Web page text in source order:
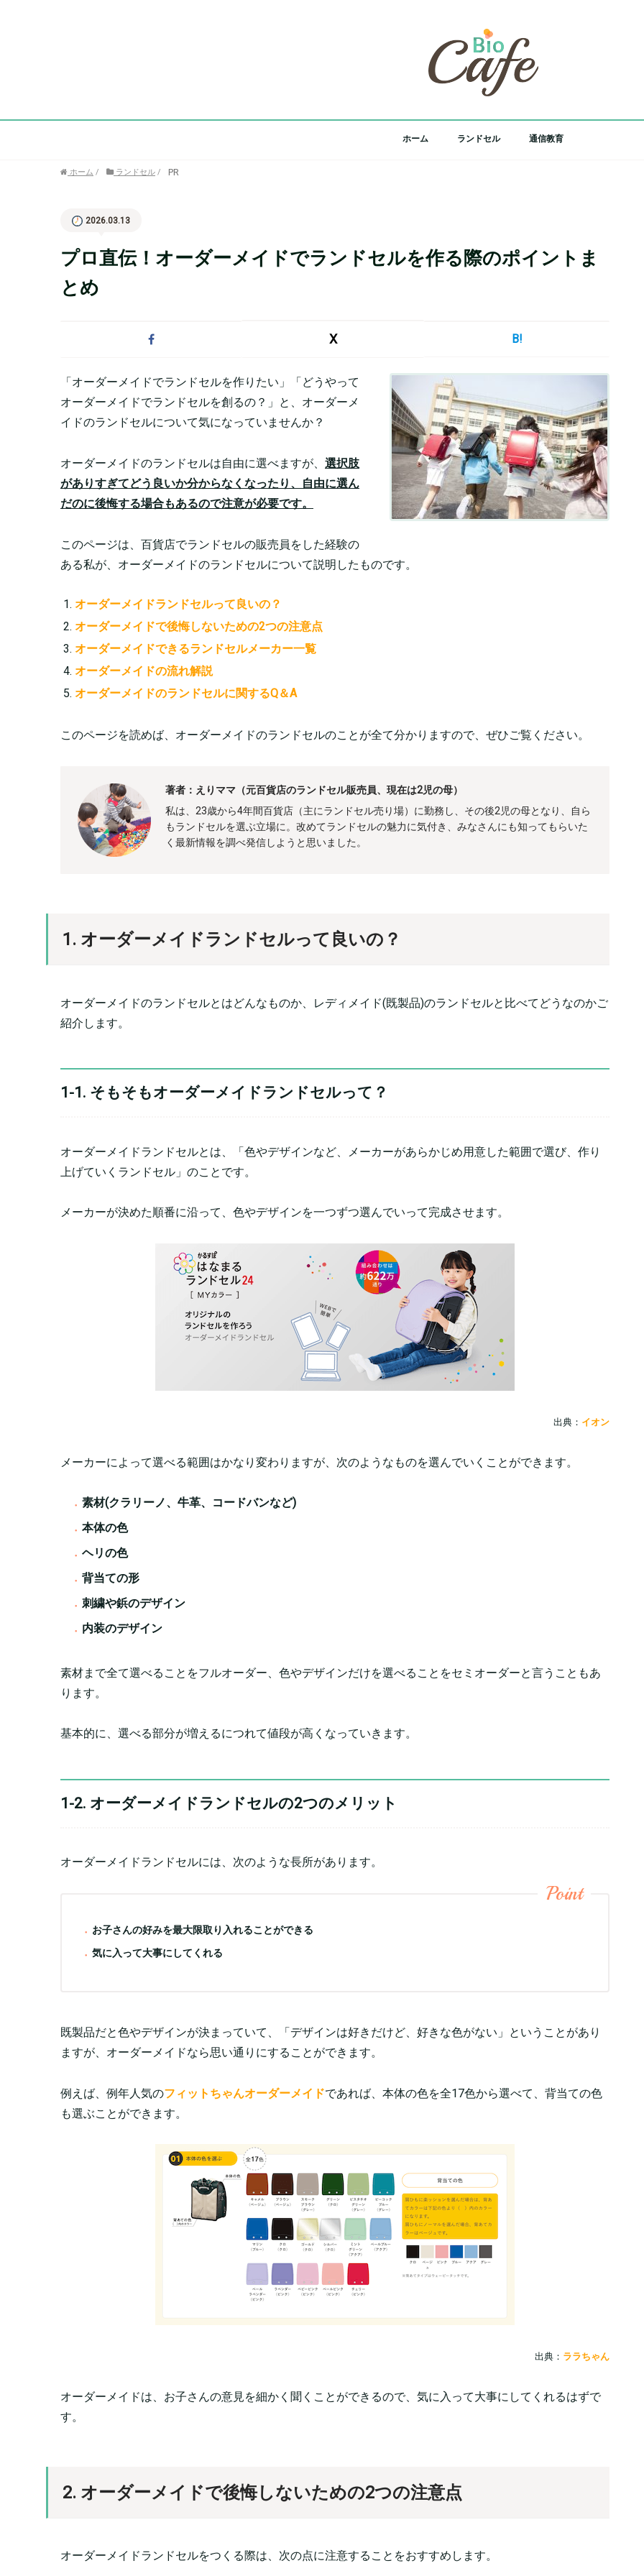
ホーム ランドセル 通信教育
ホーム / ランドセル / PR
2026.03.13
プロ直伝！オーダーメイドでランドセルを作る際のポイントま
とめ
X B!
「オーダーメイドでランドセルを作りたい」「どうやって
オーダーメイドでランドセルを創るの？」と、オーダーメ
イドのランドセルについて気になっていませんか？
オーダーメイドのランドセルは自由に選べますが、 選択肢
がありすぎてどう良いか分からなくなったり、自由に選ん
だのに後悔する場合もあるので注意が必要です。
このページは、百貨店でランドセルの販売員をした経験の
ある私が、オーダーメイドのランドセルについて説明したものです。
オーダーメイドランドセルって良いの？
オーダーメイドで後悔しないための2つの注意点
オーダーメイドできるランドセルメーカー一覧
オーダーメイドの流れ解説
オーダーメイドのランドセルに関するQ＆A
このページを読めば、オーダーメイドのランドセルのことが全て分かりますので、ぜひご覧ください。
著者：えりママ（元百貨店のランドセル販売員、現在は2児の母）
私は、23歳から4年間百貨店（主にランドセル売り場）に勤務し、その後2児の母となり、自ら
もランドセルを選ぶ立場に。改めてランドセルの魅力に気付き、みなさんにも知ってもらいた
く最新情報を調べ発信しようと思いました。
1. オーダーメイドランドセルって良いの？
オーダーメイドのランドセルとはどんなものか、レディメイド(既製品)のランドセルと比べてどうなのかご
紹介します。
1-1. そもそもオーダーメイドランドセルって？
オーダーメイドランドセルとは、「色やデザインなど、メーカーがあらかじめ用意した範囲で選び、作り
上げていくランドセル」のことです。
メーカーが決めた順番に沿って、色やデザインを一つずつ選んでいって完成させます。
出典： イオン
メーカーによって選べる範囲はかなり変わりますが、次のようなものを選んでいくことができます。
素材(クラリーノ、牛革、コードバンなど)
本体の色
ヘリの色
背当ての形
刺繍や鋲のデザイン
内装のデザイン
素材まで全て選べることをフルオーダー、色やデザインだけを選べることをセミオーダーと言うこともあ
ります。
基本的に、選べる部分が増えるにつれて値段が高くなっていきます。
1-2. オーダーメイドランドセルの2つのメリット
オーダーメイドランドセルには、次のような長所があります。
お子さんの好みを最大限取り入れることができる
気に入って大事にしてくれる
既製品だと色やデザインが決まっていて、「デザインは好きだけど、好きな色がない」ということがあり
ますが、オーダーメイドなら思い通りにすることができます。
例えば、例年人気のフィットちゃんオーダーメイドであれば、本体の色を全17色から選べて、背当ての色
も選ぶことができます。
出典： ララちゃん
オーダーメイドは、お子さんの意見を細かく聞くことができるので、気に入って大事にしてくれるはずで
す。
2. オーダーメイドで後悔しないための2つの注意点
オーダーメイドランドセルをつくる際は、次の点に注意することをおすすめします。